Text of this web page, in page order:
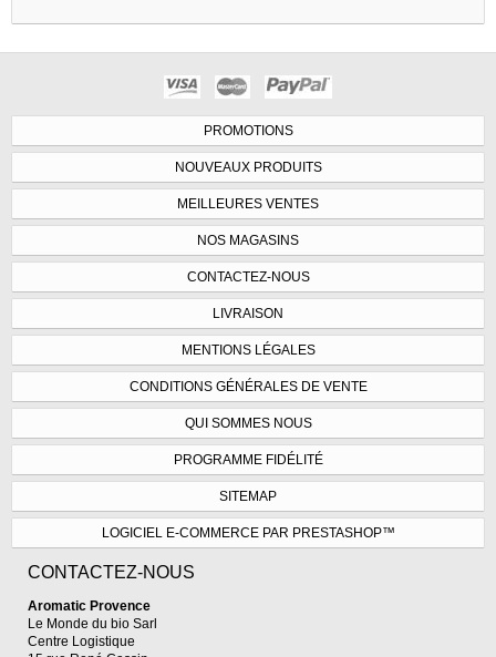
PROMOTIONS
NOUVEAUX PRODUITS
MEILLEURES VENTES
NOS MAGASINS
CONTACTEZ-NOUS
LIVRAISON
MENTIONS LÉGALES
CONDITIONS GÉNÉRALES DE VENTE
QUI SOMMES NOUS
PROGRAMME FIDÉLITÉ
SITEMAP
LOGICIEL E-COMMERCE PAR PRESTASHOP™
CONTACTEZ-NOUS
Aromatic Provence
Le Monde du bio Sarl
Centre Logistique